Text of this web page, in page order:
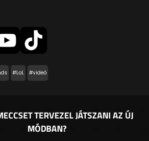
#LoL #videó
TERVEZEL JÁTSZANI AZ ÚJ
MÓDBAN?